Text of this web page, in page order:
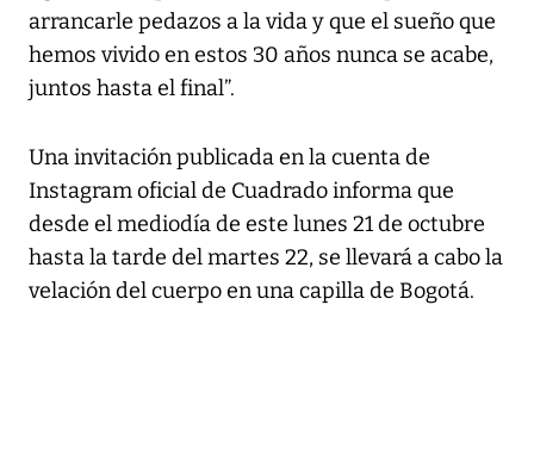
arrancarle pedazos a la vida y que el sueño que
hemos vivido en estos 30 años nunca se acabe,
juntos hasta el final”.
Una invitación publicada en la cuenta de
Instagram oficial de Cuadrado informa que
desde el mediodía de este lunes 21 de octubre
hasta la tarde del martes 22, se llevará a cabo la
velación del cuerpo en una capilla de Bogotá.